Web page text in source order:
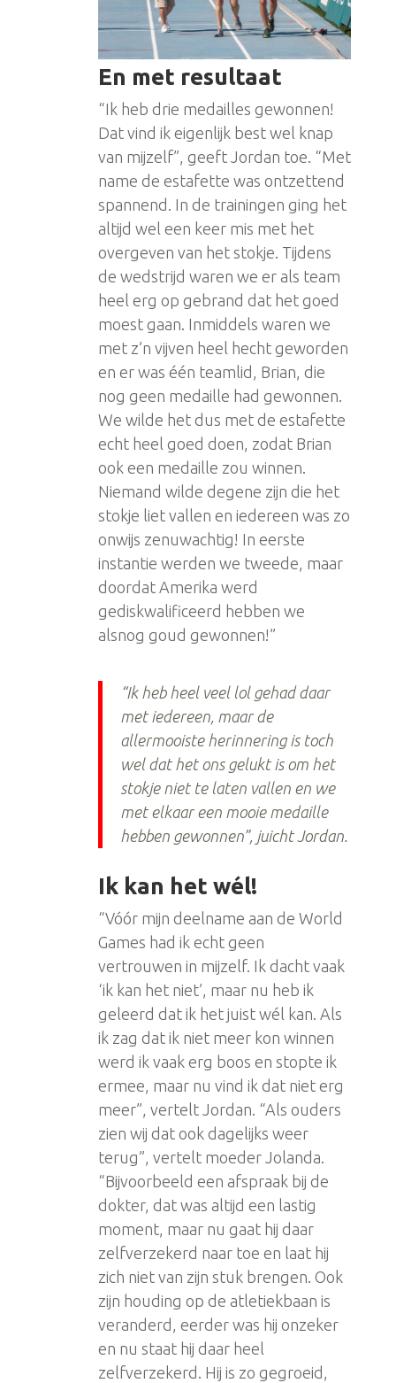
En met resultaat
“Ik heb drie medailles gewonnen!
Dat vind ik eigenlijk best wel knap
van mijzelf”, geeft Jordan toe. “Met
name de estafette was ontzettend
spannend. In de trainingen ging het
altijd wel een keer mis met het
overgeven van het stokje. Tijdens
de wedstrijd waren we er als team
heel erg op gebrand dat het goed
moest gaan. Inmiddels waren we
met z’n vijven heel hecht geworden
en er was één teamlid, Brian, die
nog geen medaille had gewonnen.
We wilde het dus met de estafette
echt heel goed doen, zodat Brian
ook een medaille zou winnen.
Niemand wilde degene zijn die het
stokje liet vallen en iedereen was zo
onwijs zenuwachtig! In eerste
instantie werden we tweede, maar
doordat Amerika werd
gediskwalificeerd hebben we
alsnog goud gewonnen!”
“Ik heb heel veel lol gehad daar
met iedereen, maar de
allermooiste herinnering is toch
wel dat het ons gelukt is om het
stokje niet te laten vallen en we
met elkaar een mooie medaille
hebben gewonnen”, juicht Jordan.
Ik kan het wél!
“Vóór mijn deelname aan de World
Games had ik echt geen
vertrouwen in mijzelf. Ik dacht vaak
‘ik kan het niet’, maar nu heb ik
geleerd dat ik het juist wél kan. Als
ik zag dat ik niet meer kon winnen
werd ik vaak erg boos en stopte ik
ermee, maar nu vind ik dat niet erg
meer”, vertelt Jordan. “Als ouders
zien wij dat ook dagelijks weer
terug”, vertelt moeder Jolanda.
“Bijvoorbeeld een afspraak bij de
dokter, dat was altijd een lastig
moment, maar nu gaat hij daar
zelfverzekerd naar toe en laat hij
zich niet van zijn stuk brengen. Ook
zijn houding op de atletiekbaan is
veranderd, eerder was hij onzeker
en nu staat hij daar heel
zelfverzekerd. Hij is zo gegroeid,